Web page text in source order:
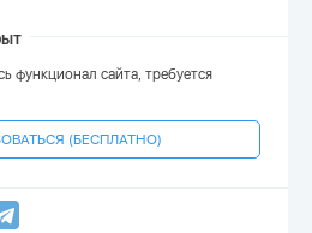
функционал сайта, требуется
(БЕСПЛАТНО)